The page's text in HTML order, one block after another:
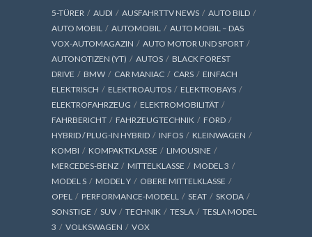
5-TÜRER AUDI AUSFAHRTTV NEWS
AUTO BILD
AUTO MOBIL
AUTOMOBIL
AUTO MOBIL – DAS
VOX-AUTOMAGAZIN
AUTO MOTOR UND SPORT
AUTONOTIZEN (YT)
AUTOS
BLACK FOREST
DRIVE
BMW CAR MANIAC CARS
EINFACH
ELEKTRISCH
ELEKTROAUTOS
ELEKTROBAYS
ELEKTROFAHRZEUG
ELEKTROMOBILITÄT
FAHRBERICHT
FAHRZEUGTECHNIK
FORD
HYBRID / PLUG-IN HYBRID
INFOS
KLEINWAGEN
KOMBI
KOMPAKTKLASSE
LIMOUSINE
MERCEDES-BENZ
MITTELKLASSE
MODEL 3
MODEL S
MODEL Y
OBERE MITTELKLASSE
OPEL
PERFORMANCE-MODELL SEAT
SKODA
SONSTIGE
SUV TECHNIK TESLA
TESLA MODEL
3
VOLKSWAGEN VOX